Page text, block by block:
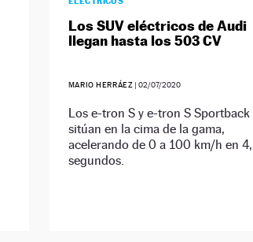
Los SUV eléctricos de Audi
llegan hasta los 503 CV
MARIO HERRÁEZ |02/07/2020
Los e-tron S y e-tron S Sportback
sitúan en la cima de la gama,
acelerando de 0 a 100 km/h en
segundos.